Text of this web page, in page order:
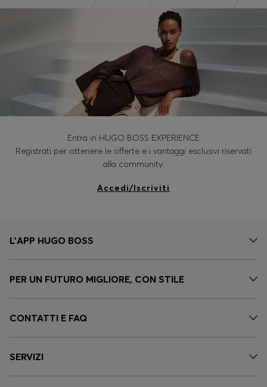
Entra in HUGO BOSS EXPERIENCE
Registrati per ottenere le offerte e i vantaggi esclusivi riservati
alla community.
Accedi/Iscriviti
L'APP HUGO BOSS
PER UN FUTURO MIGLIORE, CON STILE
CONTATTI E FAQ
SERVIZI